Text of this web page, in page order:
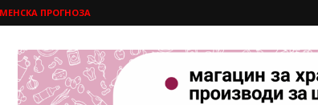
ПРОГНОЗА